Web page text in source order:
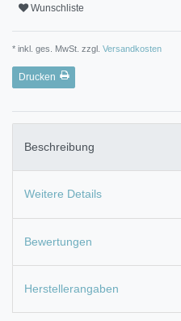
Wunschliste
* inkl. ges. MwSt. zzgl. Versandkosten
Drucken
Beschreibung
Weitere Details
Bewertungen
Herstellerangaben